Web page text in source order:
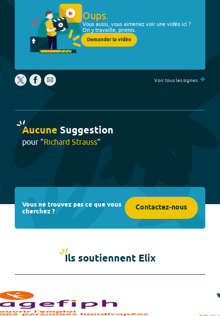
Oups.
Vous aussi, vous aimeriez voir une vidéo ici ?
On y travaille, promis.
Demander la vidéo
Voir tous les signes +
Aucune Suggestion
pour "Richard Strauss"
Vous ne trouvez pas ce que vous
cherchez ? Contactez-nous
Ils soutiennent Elix